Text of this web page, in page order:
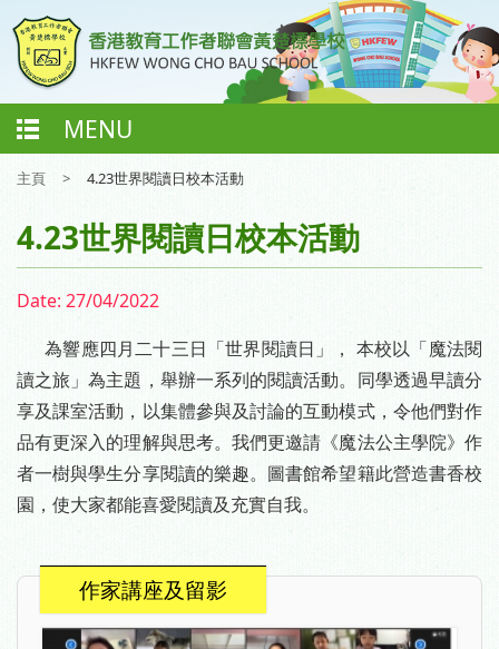
MENU
主頁 > 4.23世界閱讀日校本活動
4.23世界閱讀日校本活動
Date: 27/04/2022
為響應四月二十三日「世界閱讀日」， 本校以「魔法閱
讀之旅」為主題，舉辦一系列的閱讀活動。同學透過早讀分
享及課室活動，以集體參與及討論的互動模式，令他們對作
品有更深入的理解與思考。我們更邀請《魔法公主學院》作
者一樹與學生分享閱讀的樂趣。圖書館希望籍此營造書香校
園，使大家都能喜愛閱讀及充實自我。
作家講座及留影